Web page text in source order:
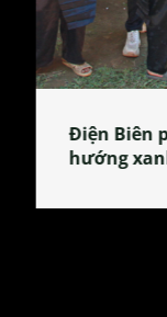
Làng làm
tỏa đặc